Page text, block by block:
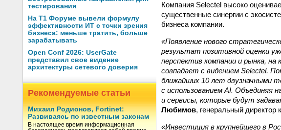
тестирования
На Т1 Форуме вывели формулу
эффективности ИТ с точки зрения
бизнеса: меньше тратить, больше
зарабатывать
Open Conf 2026: UserGate
представил свое видение
архитектуры сетевого доверия
Рекомендуемые статьи
Михаил Родионов, Fortinet:
Развиваясь по известным законам
В настоящее время информационная
Компания Selectel высоко
существенные синергии с
бизнеса компании.
«Появление нового
результат позитивной оценки
перспектив компании и рынка,
совпадает с видением Selectel.
ближайших 10 лет двузначными
с использованием AI. Объединяя
и сервисы, которые будут
Любимов, генеральный директор
«Инвестиция в крупнейшего в